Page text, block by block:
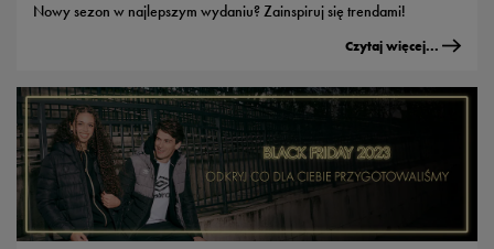
Nowy sezon w najlepszym wydaniu? Zainspiruj się trendami!
Czytaj więcej...